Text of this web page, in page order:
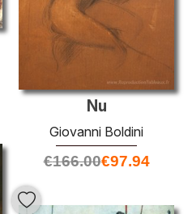
Nu
Giovanni Boldini
€166.00€97.94